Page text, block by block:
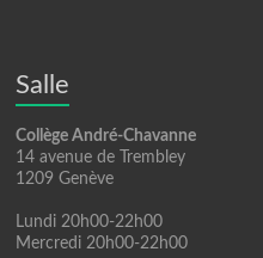
Salle
Collège André-Chavanne
14 avenue de Trembley
1209 Genève
Lundi 20h00-22h00
Mercredi 20h00-22h00